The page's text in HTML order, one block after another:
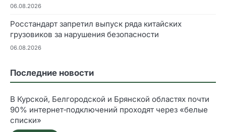
06.08.2026
Росстандарт запретил выпуск ряда китайских
грузовиков за нарушения безопасности
06.08.2026
Последние новости
В Курской, Белгородской и Брянской областях почти
90% интернет‑подключений проходят через «белые
списки»